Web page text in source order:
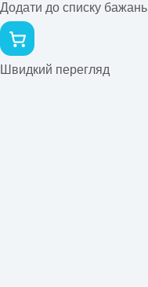
Додати до списку бажань
Швидкий перегляд